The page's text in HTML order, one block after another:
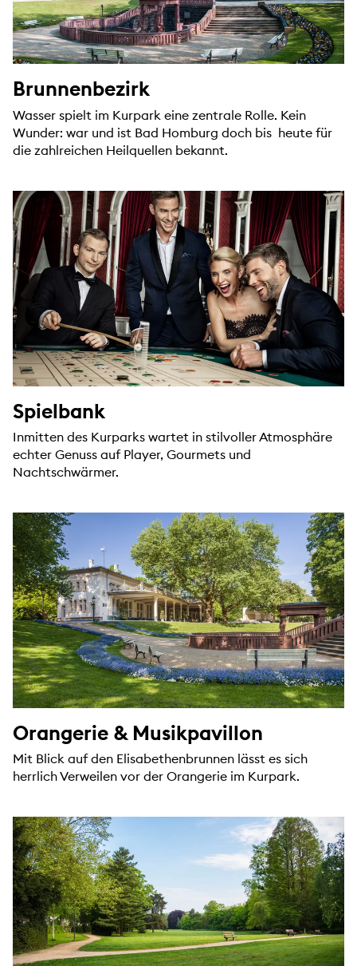
Brunnenbezirk
Wasser spielt im Kurpark eine zentrale Rolle. Kein
Wunder: war und ist Bad Homburg doch bis heute für
die zahlreichen Heilquellen bekannt.
Spielbank
Inmitten des Kurparks wartet in stilvoller Atmosphäre
echter Genuss auf Player, Gourmets und
Nachtschwärmer.
Orangerie & Musikpavillon
Mit Blick auf den Elisabethenbrunnen lässt es sich
herrlich Verweilen vor der Orangerie im Kurpark.